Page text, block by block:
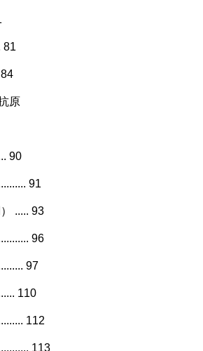
81
原
90
91
..... 93
96
97
110
112
113